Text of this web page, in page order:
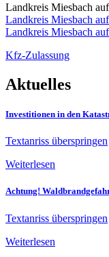
Landkreis Miesbach
Landkreis Miesbach
Landkreis Miesbach
Kfz-Zulassung
Aktuelles
Investitionen in den
Textanriss überspringen
Weiterlesen
Achtung!
Textanriss überspringen
Weiterlesen